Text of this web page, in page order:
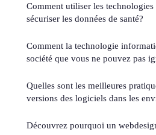
Comment utiliser les
sécuriser les données de santé?
Comment la technologie
société que vous ne pouvez pas
Quelles sont les meilleures
versions des logiciels dans les
Découvrez pourquoi un